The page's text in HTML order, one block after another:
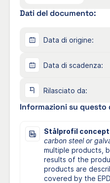
Dati del documento:
Data di origine:
Data di scadenza:
Rilasciato da:
Informazioni su questo
Stålprofil concept
carbon steel or
multiple products,
results of the
products are
covered by the